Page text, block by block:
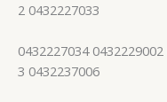
2 0432227033
0432227034
3 0432237006